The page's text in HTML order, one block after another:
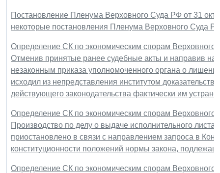
Постановление Пленума Верховного Суда РФ от 31
некоторые постановления Пленума Верховного Суда
Определение СК по экономическим спорам Верховного
Отменив принятые ранее судебные акты и направив на
незаконным приказа уполномоченного органа о
исходил из непредставления институтом
действующего законодательства фактически им
Определение СК по экономическим спорам
Производство по делу о выдаче исполнительного
приостановлено в связи с направлением запроса в
конституционности положений нормы закона,
Определение СК по экономическим спорам